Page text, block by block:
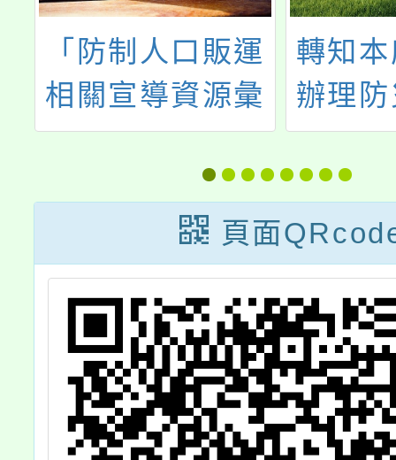
「防制人口販運
相關宣導資源彙
整表」
轉知
辦理
訓練
計畫
頁面